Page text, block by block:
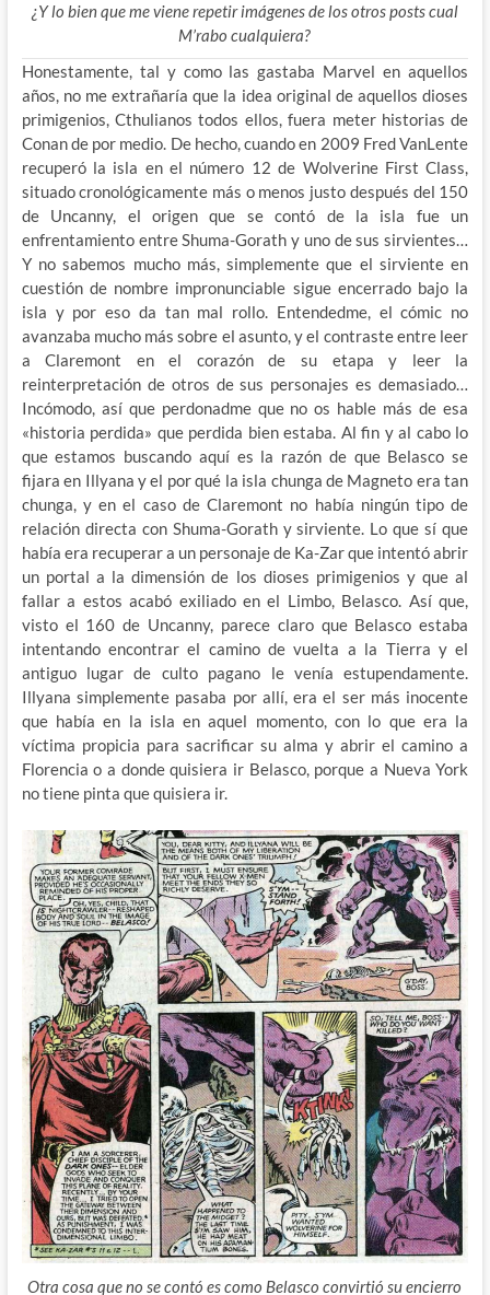
¿Y lo bien que me viene repetir imágenes de los otros posts cual
M’rabo cualquiera?
Honestamente, tal y como las gastaba Marvel en aquellos
años, no me extrañaría que la idea original de aquellos dioses
primigenios, Cthulianos todos ellos, fuera meter historias de
Conan de por medio. De hecho, cuando en 2009 Fred VanLente
recuperó la isla en el número 12 de Wolverine First Class,
situado cronológicamente más o menos justo después del 150
de Uncanny, el origen que se contó de la isla fue un
enfrentamiento entre Shuma-Gorath y uno de sus sirvientes…
Y no sabemos mucho más, simplemente que el sirviente en
cuestión de nombre impronunciable sigue encerrado bajo la
isla y por eso da tan mal rollo. Entendedme, el cómic no
avanzaba mucho más sobre el asunto, y el contraste entre leer
a Claremont en el corazón de su etapa y leer la
reinterpretación de otros de sus personajes es demasiado…
Incómodo, así que perdonadme que no os hable más de esa
«historia perdida» que perdida bien estaba. Al fin y al cabo lo
que estamos buscando aquí es la razón de que Belasco se
fijara en Illyana y el por qué la isla chunga de Magneto era tan
chunga, y en el caso de Claremont no había ningún tipo de
relación directa con Shuma-Gorath y sirviente. Lo que sí que
había era recuperar a un personaje de Ka-Zar que intentó abrir
un portal a la dimensión de los dioses primigenios y que al
fallar a estos acabó exiliado en el Limbo, Belasco. Así que,
visto el 160 de Uncanny, parece claro que Belasco estaba
intentando encontrar el camino de vuelta a la Tierra y el
antiguo lugar de culto pagano le venía estupendamente.
Illyana simplemente pasaba por allí, era el ser más inocente
que había en la isla en aquel momento, con lo que era la
víctima propicia para sacrificar su alma y abrir el camino a
Florencia o a donde quisiera ir Belasco, porque a Nueva York
no tiene pinta que quisiera ir.
Otra cosa que no se contó es como Belasco convirtió su encierro